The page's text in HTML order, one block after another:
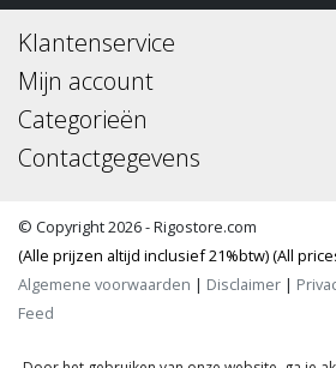
Klantenservice
Mijn account
Categorieën
Contactgegevens
© Copyright 2026 - Rigostore.com
(Alle prijzen altijd inclusief 21%btw) (All
Algemene voorwaarden | Disclaimer |
Feed